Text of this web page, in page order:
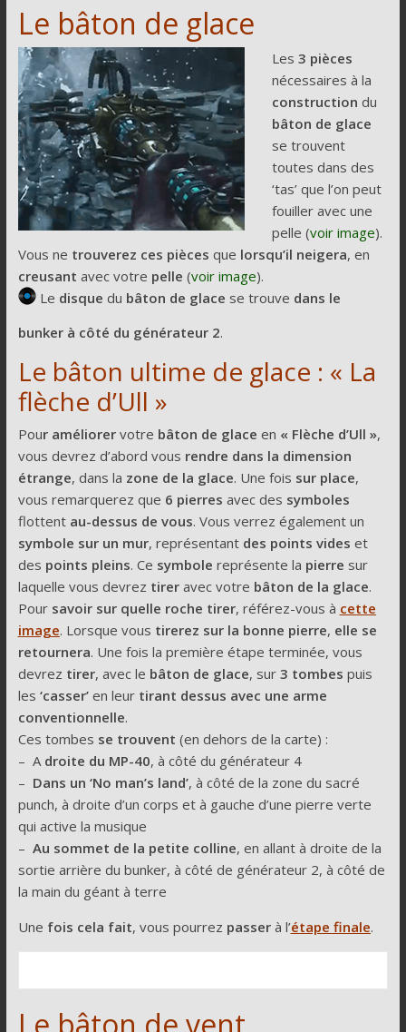
Le bâton de glace
Les 3 pièces
nécessaires à la
construction du
bâton de glace
se trouvent
toutes dans des
‘tas’ que l’on peut
fouiller avec une
pelle (voir image).
Vous ne trouverez ces pièces que lorsqu’il neigera, en
creusant avec votre pelle (voir image).
Le disque du bâton de glace se trouve dans le
bunker à côté du générateur 2.
Le bâton ultime de glace : « La
flèche d’Ull »
Pour améliorervotre bâton de glace en « Flèche d’Ull »,
vous devrez d’abord vous rendre dans la dimension
étrange, dans la zone de la glace. Une fois sur place,
vous remarquerez que 6 pierres avec des symboles
flottent au-dessus de vous. Vous verrez également un
symbole sur un mur, représentant des points vides et
des points pleins. Ce symbole représente la pierre sur
laquelle vous devrez tireravec votre bâton de la glace.
Poursavoir sur quelle roche tirer, référez-vous à cette
image. Lorsque vous tirerez sur la bonne pierre, elle se
retournera. Une fois la première étape terminée, vous
devrez tirer, avec le bâton de glace, sur3 tombes puis
les ‘casser’en leurtirant dessus avec une arme
conventionnelle.
Ces tombes se trouvent (en dehors de la carte) :
– A droite du MP-40, à côté du générateur 4
– Dans un ‘No man’s land’, à côté de la zone du sacré
punch, à droite d’un corps et à gauche d’une pierre verte
qui active la musique
– Au sommet de la petite colline, en allant à droite de la
sortie arrière du bunker, à côté de générateur 2, à côté de
la main du géant à terre
Une fois cela fait, vous pourrez passerà l’étape finale.